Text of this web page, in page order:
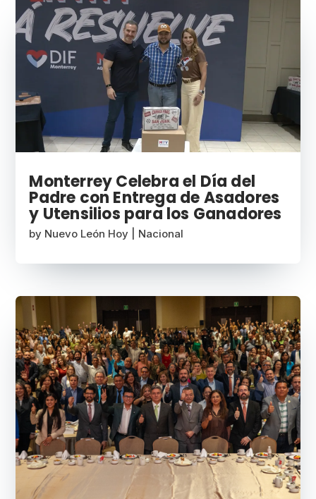
Monterrey Celebra el Día del
Padre con Entrega de Asadores
y Utensilios para los Ganadores
by Nuevo León Hoy Nacional